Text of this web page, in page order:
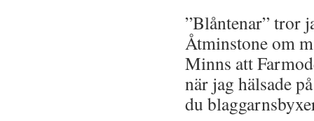
”Blåntenar” tror
Åtminstone om
Minns att
när jag hälsade
du